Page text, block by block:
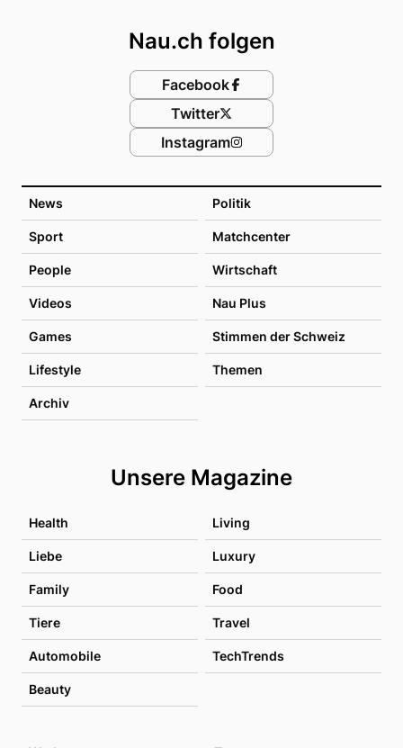
News Politik
Sport Matchcenter
People Wirtschaft
Videos Nau Plus
Games Stimmen der Schweiz
Lifestyle Themen
Archiv
Unsere Magazine
Health Living
Liebe Luxury
Family Food
Tiere Travel
Automobile TechTrends
Beauty
Nau.ch folgen
Facebook
Twitter
Instagram